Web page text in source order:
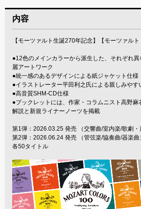
内容
【モーツァルト生誕270年記念】【モーツァルト
●12色のメインカラーから派生した、それぞれ
麗アートワーク
●統一感のあるデザインによる紙ジャケット仕様
●イラストレーター平田利之氏による親しみやす
●高音質SHM-CD仕様
●ブックレットには、作家・コラムニスト高野麻
解説と新規ライナーノーツを掲載
第1弾：2026.03.25 発売 （交響曲/室内楽/歌劇・
第2弾：2026.06.24 発売 （管弦楽/協奏曲/器楽曲
各50タイトル